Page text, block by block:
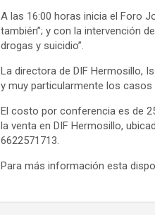
A las 16:00 horas inicia el Foro
también”; y con la intervención
drogas y suicidio”.
La directora de DIF Hermosillo,
y muy particularmente los
El costo por conferencia es de
la venta en DIF Hermosillo,
6622571713.
Para más información esta